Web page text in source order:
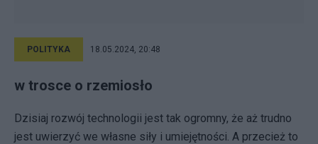
POLITYKA 18.05.2024, 20:48
w trosce o rzemiosło
Dzisiaj rozwój technologii jest tak ogromny, że aż trudno
jest uwierzyć we własne siły i umiejętności. A przecież to